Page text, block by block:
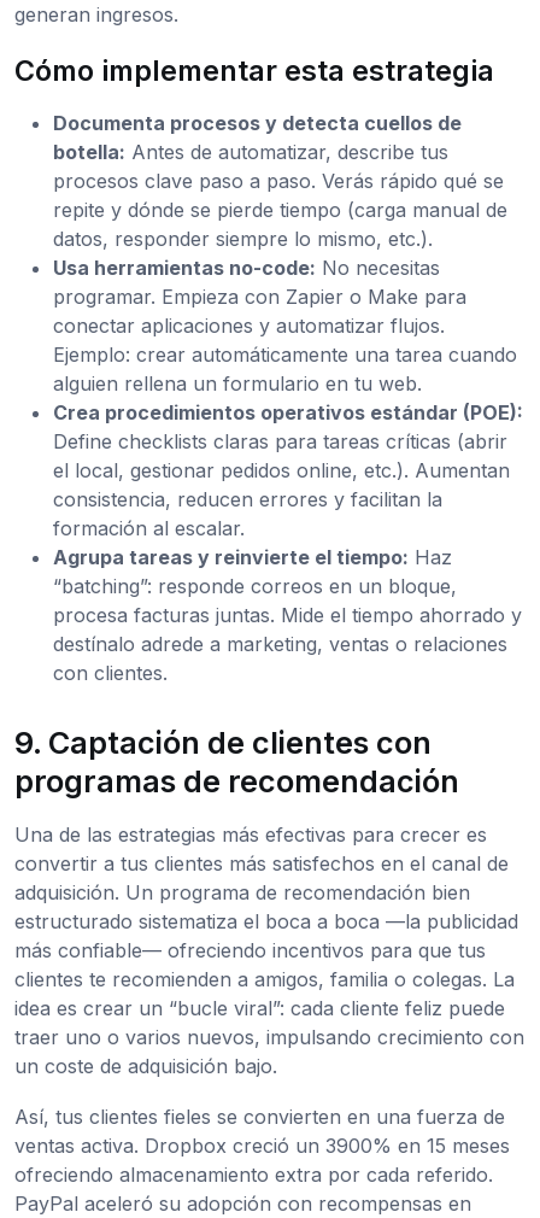
generan ingresos.
Cómo implementar esta estrategia
Documenta procesos y detecta cuellos de
botella: Antes de automatizar, describe tus
procesos clave paso a paso. Verás rápido qué se
repite y dónde se pierde tiempo (carga manual de
datos, responder siempre lo mismo, etc.).
Usa herramientas no-code: No necesitas
programar. Empieza con Zapier o Make para
conectar aplicaciones y automatizar flujos.
Ejemplo: crear automáticamente una tarea cuando
alguien rellena un formulario en tu web.
Crea procedimientos operativos estándar (POE):
Define checklists claras para tareas críticas (abrir
el local, gestionar pedidos online, etc.). Aumentan
consistencia, reducen errores y facilitan la
formación al escalar.
Agrupa tareas y reinvierte el tiempo: Haz
“batching”: responde correos en un bloque,
procesa facturas juntas. Mide el tiempo ahorrado y
destínalo adrede a marketing, ventas o relaciones
con clientes.
9. Captación de clientes con
programas de recomendación
Una de las estrategias más efectivas para crecer es
convertir a tus clientes más satisfechos en el canal de
adquisición. Un programa de recomendación bien
estructurado sistematiza el boca a boca —la publicidad
más confiable— ofreciendo incentivos para que tus
clientes te recomienden a amigos, familia o colegas. La
idea es crear un “bucle viral”: cada cliente feliz puede
traer uno o varios nuevos, impulsando crecimiento con
un coste de adquisición bajo.
Así, tus clientes fieles se convierten en una fuerza de
ventas activa. Dropbox creció un 3900% en 15 meses
ofreciendo almacenamiento extra por cada referido.
PayPal aceleró su adopción con recompensas en